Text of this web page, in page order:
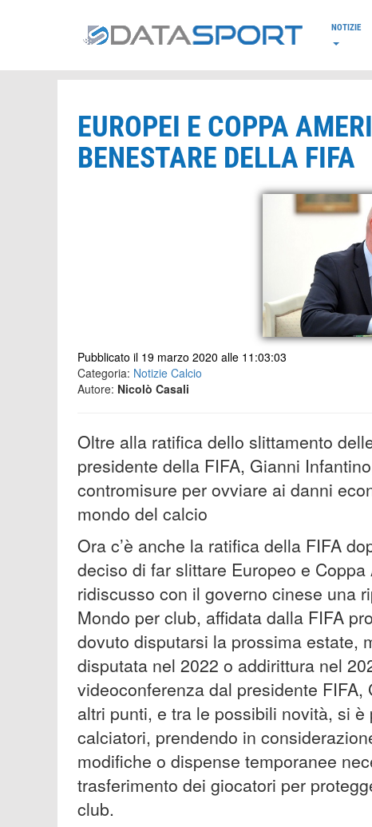
NOTIZIE
EUROPEI E COPPA
BENESTARE DELLA FIFA
Pubblicato il 19 marzo 2020 alle 11:03:03
Categoria: Notizie Calcio
Autore: Nicolò Casali
Oltre alla ratifica dello slittamento
presidente della FIFA, Gianni
contromisure per ovviare ai danni
mondo del calcio
Ora c’è anche la ratifica della FIFA
deciso di far slittare Europeo e
ridiscusso con il governo cinese una
Mondo per club, affidata dalla FIFA
dovuto disputarsi la prossima estate,
disputata nel 2022 o addirittura nel
videoconferenza dal presidente
altri punti, e tra le possibili novità, si
calciatori, prendendo in
modifiche o dispense temporanee
trasferimento dei giocatori per
club.